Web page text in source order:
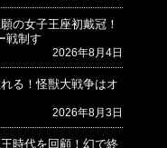
の女子王座初戴冠！
戦制す
2026年8月4日
る！怪獣大戦争はオ
2026年8月3日
時代を回顧！幻で終